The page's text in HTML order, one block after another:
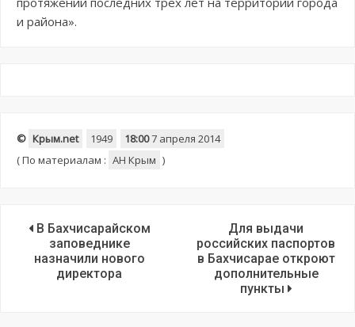
и района».
© Крым.net 1949 18:007 апреля 2014
(По материалам : АН Крым )
В Бахчисарайском
заповеднике
назначили нового
директора
Для выдачи
российских паспортов
в Бахчисарае откроют
дополнительные
пункты